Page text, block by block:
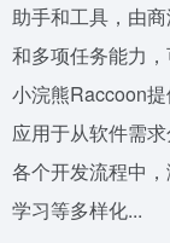
助手和工具，由
和多项任务能力
小浣熊Raccoon
应用于从软件需
各个开发流程中
学习等多样化...